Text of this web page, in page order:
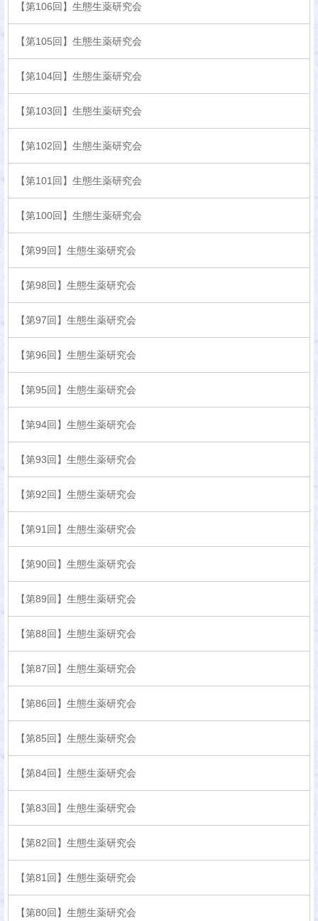
【第106回】生態生薬研究会
【第105回】生態生薬研究会
【第104回】生態生薬研究会
【第103回】生態生薬研究会
【第102回】生態生薬研究会
【第101回】生態生薬研究会
【第100回】生態生薬研究会
【第99回】生態生薬研究会
【第98回】生態生薬研究会
【第97回】生態生薬研究会
【第96回】生態生薬研究会
【第95回】生態生薬研究会
【第94回】生態生薬研究会
【第93回】生態生薬研究会
【第92回】生態生薬研究会
【第91回】生態生薬研究会
【第90回】生態生薬研究会
【第89回】生態生薬研究会
【第88回】生態生薬研究会
【第87回】生態生薬研究会
【第86回】生態生薬研究会
【第85回】生態生薬研究会
【第84回】生態生薬研究会
【第83回】生態生薬研究会
【第82回】生態生薬研究会
【第81回】生態生薬研究会
【第80回】生態生薬研究会